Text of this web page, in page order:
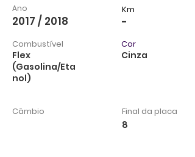
Ano
2017 / 2018
Combustível
Flex
(Gasolina/Eta
nol)
Câmbio
Km
-
Cor
Cinza
Final da placa
8